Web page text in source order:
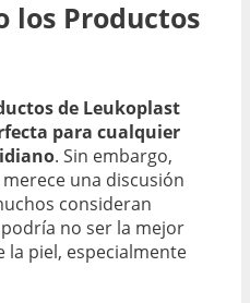
los Productos
de Leukoplast
para cualquier
. Sin embargo,
una discusión
consideran
no ser la mejor
la piel, especialmente